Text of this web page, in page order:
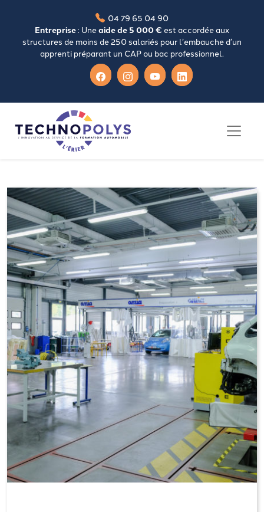
04 79 65 04 90
Entreprise: Uneaide de 5 000 € est accordée aux
structures de moins de 250 salariés pour l’embauche d’un
apprenti préparant un CAP ou bac professionnel.